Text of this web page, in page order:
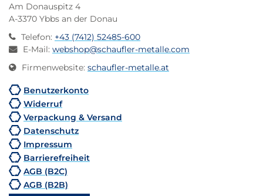
Am Donauspitz 4
A-3370 Ybbs an der Donau
Telefon: +43 (7412) 52485-600
E-Mail: webshop@schaufler-metalle.com
Firmenwebsite: schaufler-metalle.at
Benutzerkonto
Widerruf
Verpackung & Versand
Datenschutz
Impressum
Barrierefreiheit
AGB (B2C)
AGB (B2B)